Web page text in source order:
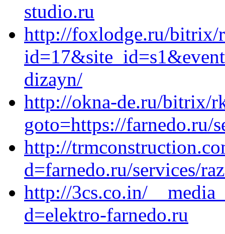
studio.ru
http://foxlodge.ru/bitrix/
dizayn/
http://okna-de.ru/bitrix/
goto=https://farnedo.ru/
http://
d=farnedo.ru/services/
http://3cs.co.in/
d=elektro-farnedo.ru